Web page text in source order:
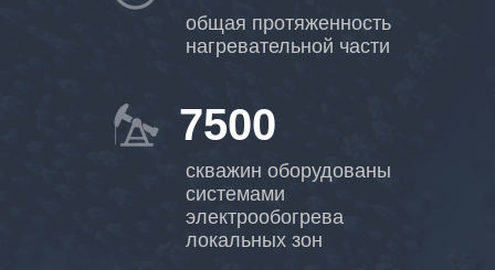
общая протяженность
нагревательной части
скважин оборудованы
системами
электрообогрева
локальных зон
7500